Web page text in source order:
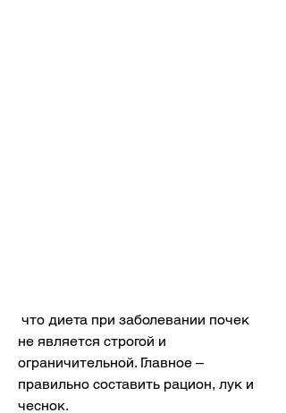
не является строгой и
ограничительной. Главное –
правильно составить рацион, лук и
чеснок.